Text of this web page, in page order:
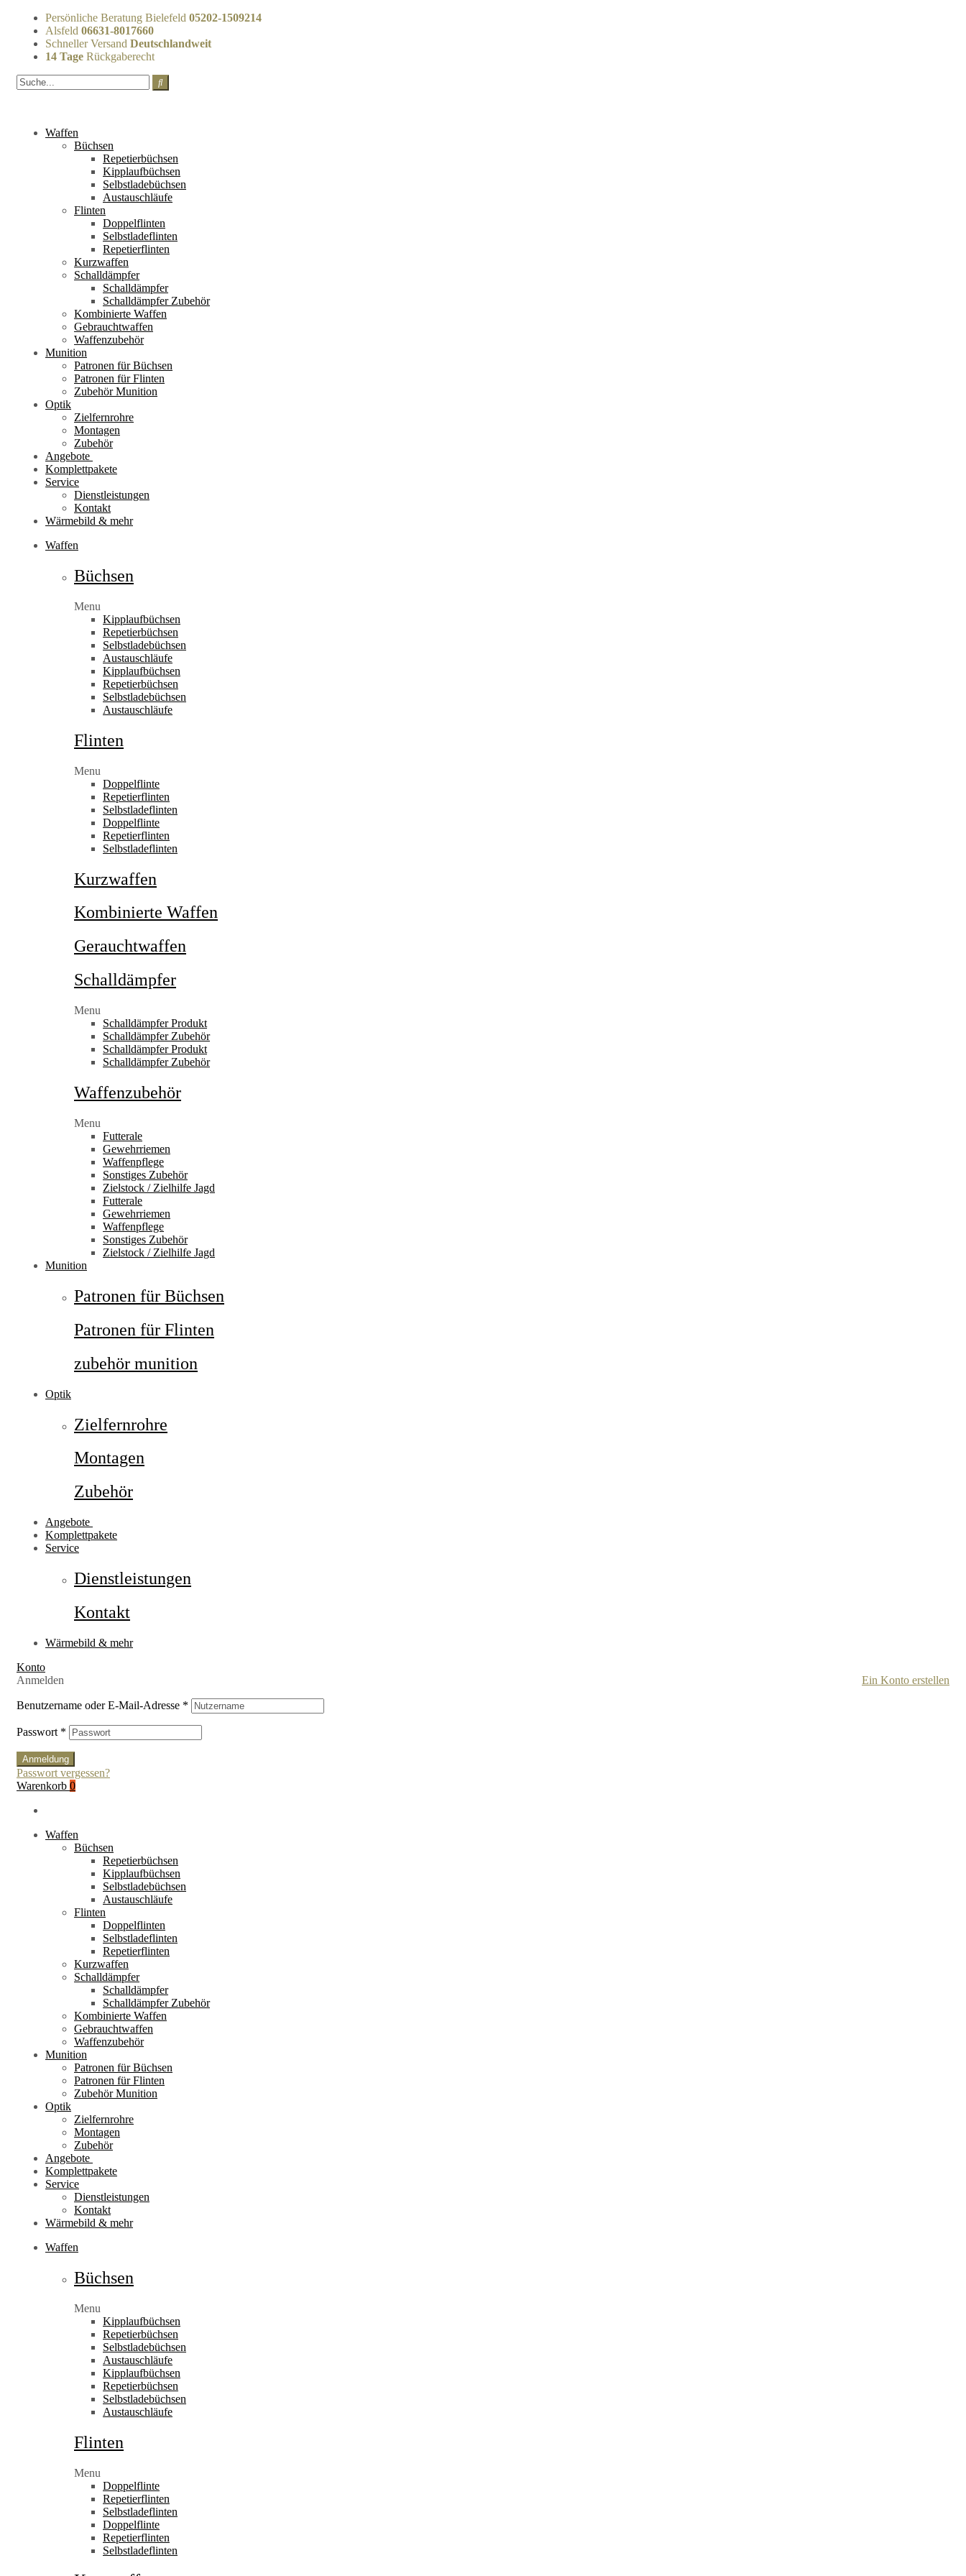
Persönliche Beratung Bielefeld 05202-1509214
Alsfeld 06631-8017660
Schneller Versand Deutschlandweit
14 Tage Rückgaberecht
Waffen
Büchsen
Repetierbüchsen
Kipplaufbüchsen
Selbstladebüchsen
Austauschläufe
Flinten
Doppelflinten
Selbstladeflinten
Repetierflinten
Kurzwaffen
Schalldämpfer
Schalldämpfer
Schalldämpfer Zubehör
Kombinierte Waffen
Gebrauchtwaffen
Waffenzubehör
Munition
Patronen für Büchsen
Patronen für Flinten
Zubehör Munition
Optik
Zielfernrohre
Montagen
Zubehör
Angebote
Komplettpakete
Service
Dienstleistungen
Kontakt
Wärmebild & mehr
Waffen
Büchsen
Menu
Kipplaufbüchsen
Repetierbüchsen
Selbstladebüchsen
Austauschläufe
Kipplaufbüchsen
Repetierbüchsen
Selbstladebüchsen
Austauschläufe
Flinten
Menu
Doppelflinte
Repetierflinten
Selbstladeflinten
Doppelflinte
Repetierflinten
Selbstladeflinten
Kurzwaffen
Kombinierte Waffen
Gerauchtwaffen
Schalldämpfer
Menu
Schalldämpfer Produkt
Schalldämpfer Zubehör
Schalldämpfer Produkt
Schalldämpfer Zubehör
Waffenzubehör
Menu
Futterale
Gewehrriemen
Waffenpflege
Sonstiges Zubehör
Zielstock / Zielhilfe Jagd
Futterale
Gewehrriemen
Waffenpflege
Sonstiges Zubehör
Zielstock / Zielhilfe Jagd
Munition
Patronen für Büchsen
Patronen für Flinten
zubehör munition
Optik
Zielfernrohre
Montagen
Zubehör
Angebote
Komplettpakete
Service
Dienstleistungen
Kontakt
Wärmebild & mehr
Konto
Anmelden
Ein Konto erstellen
Benutzername oder E-Mail-Adresse *
Passwort *
Anmeldung
Passwort vergessen?
Warenkorb 0
Waffen
Büchsen
Repetierbüchsen
Kipplaufbüchsen
Selbstladebüchsen
Austauschläufe
Flinten
Doppelflinten
Selbstladeflinten
Repetierflinten
Kurzwaffen
Schalldämpfer
Schalldämpfer
Schalldämpfer Zubehör
Kombinierte Waffen
Gebrauchtwaffen
Waffenzubehör
Munition
Patronen für Büchsen
Patronen für Flinten
Zubehör Munition
Optik
Zielfernrohre
Montagen
Zubehör
Angebote
Komplettpakete
Service
Dienstleistungen
Kontakt
Wärmebild & mehr
Waffen
Büchsen
Menu
Kipplaufbüchsen
Repetierbüchsen
Selbstladebüchsen
Austauschläufe
Kipplaufbüchsen
Repetierbüchsen
Selbstladebüchsen
Austauschläufe
Flinten
Menu
Doppelflinte
Repetierflinten
Selbstladeflinten
Doppelflinte
Repetierflinten
Selbstladeflinten